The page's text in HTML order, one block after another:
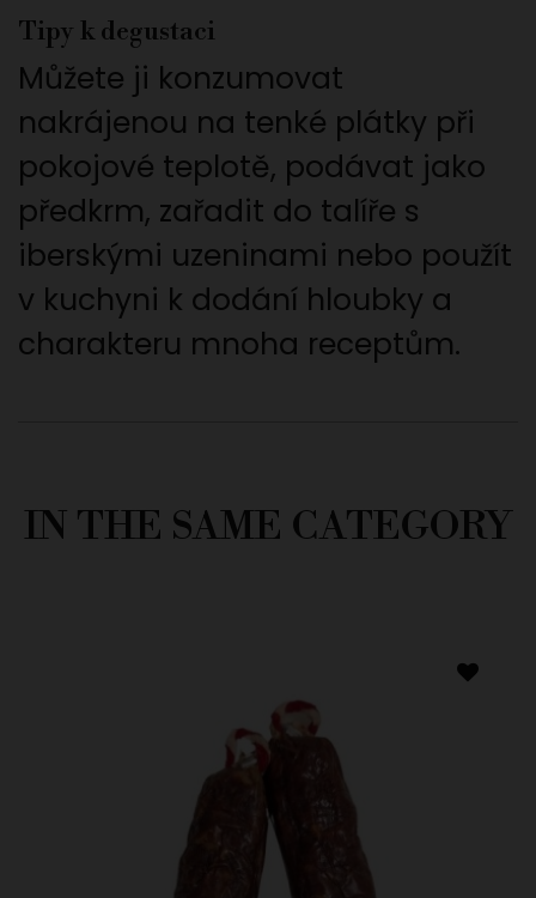
Tipy k degustaci
Můžete ji konzumovat
nakrájenou na tenké plátky při
pokojové teplotě, podávat jako
předkrm, zařadit do talíře s
iberskými uzeninami nebo použít
v kuchyni k dodání hloubky a
charakteru mnoha receptům.
IN THE SAME CATEGORY